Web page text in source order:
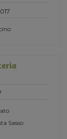
Sasso